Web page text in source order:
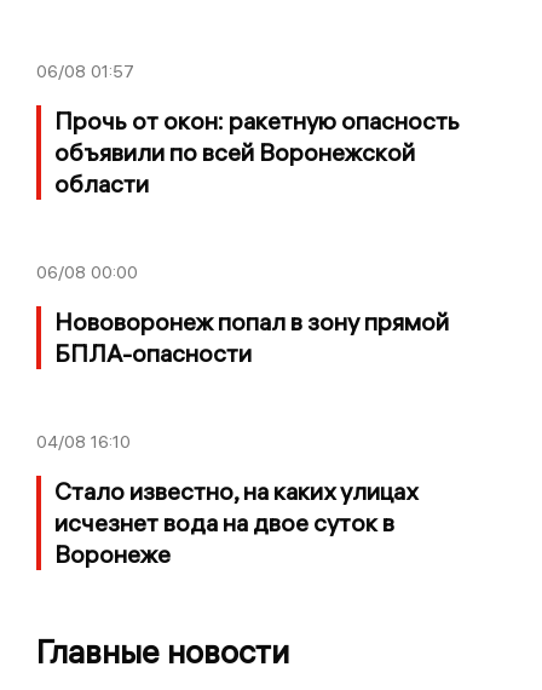
06/08 01:57
Прочь от окон: ракетную опасность
объявили по всей Воронежской
области
06/08 00:00
Нововоронеж попал в зону прямой
БПЛА-опасности
04/08 16:10
Стало известно, на каких улицах
исчезнет вода на двое суток в
Воронеже
Главные новости